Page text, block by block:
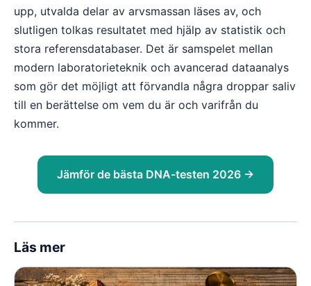
upp, utvalda delar av arvsmassan läses av, och
slutligen tolkas resultatet med hjälp av statistik och
stora referensdatabaser. Det är samspelet mellan
modern laboratorieteknik och avancerad dataanalys
som gör det möjligt att förvandla några droppar saliv
till en berättelse om vem du är och varifrån du
kommer.
Jämför de bästa DNA-testen 2026 →
Läs mer